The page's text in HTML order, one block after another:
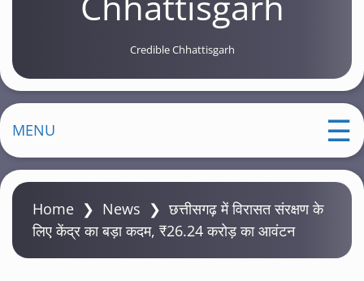
Credible Chhattisgarh
MENU
Home ❯ News ❯छत्तीसगढ़ में विरासत संरक्षण के
लिए केंद्र का बड़ा कदम, ₹26.24 करोड़ का आवंटन